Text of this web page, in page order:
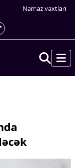
Namaz vaxtları